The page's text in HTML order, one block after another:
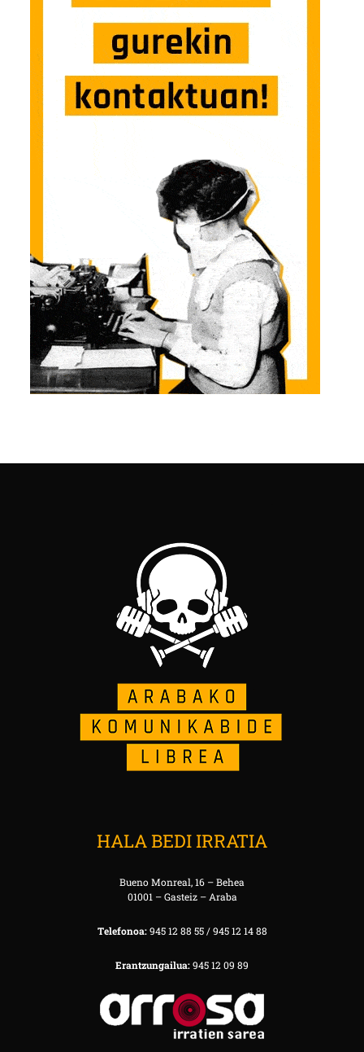
HALA BEDI IRRATIA
Bueno Monreal, 16 – Behea
01001 – Gasteiz – Araba
Telefonoa:945 12 88 55 / 945 12 14 88
Erantzungailua:945 12 09 89